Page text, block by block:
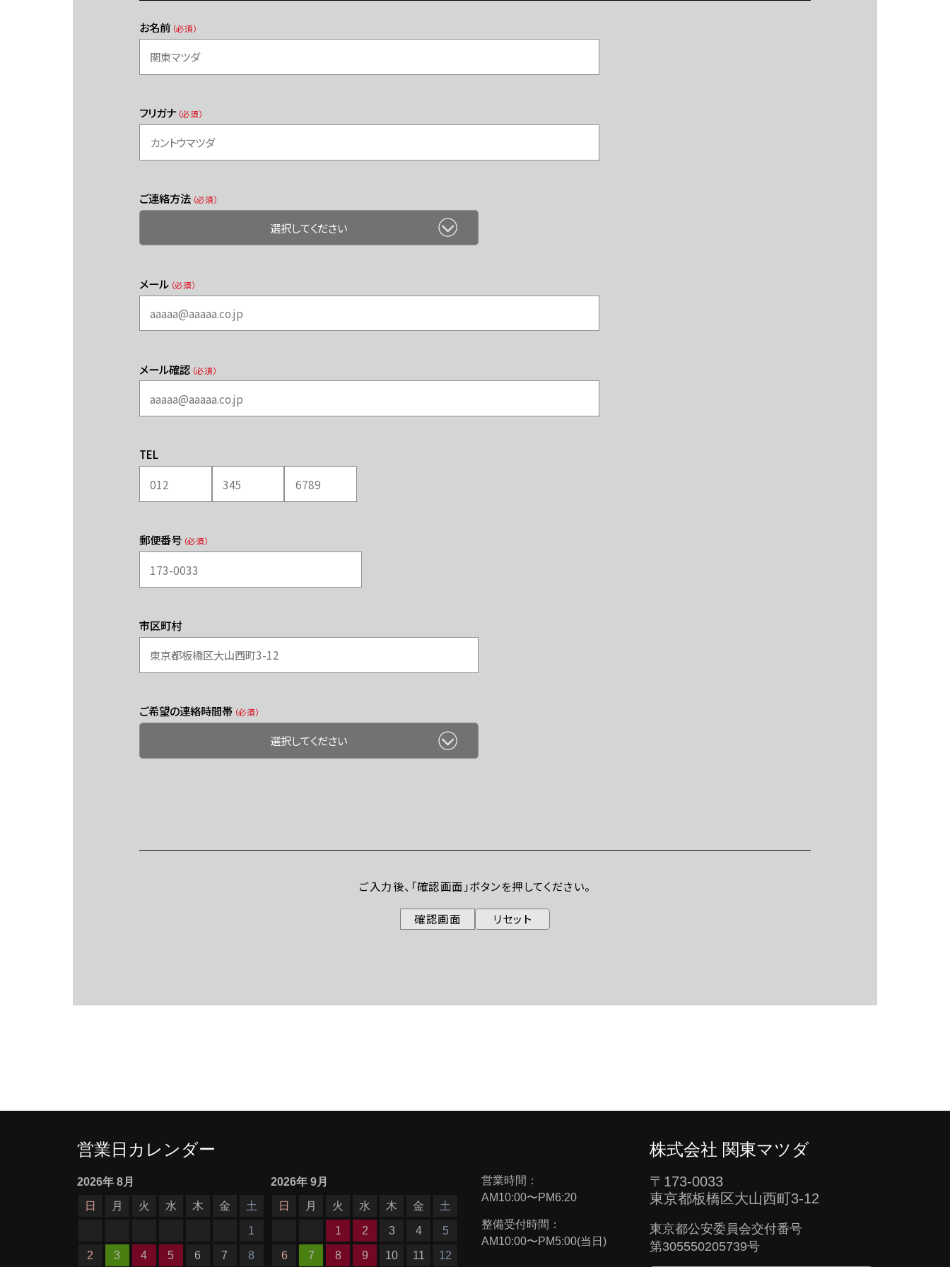
お名前 （必須）
フリガナ （必須）
ご連絡方法 （必須）
メール （必須）
メール確認 （必須）
TEL
郵便番号 （必須）
市区町村
ご希望の連絡時間帯 （必須）
ご入力後、「確認画面」ボタンを押してください。
営業日カレンダー
2026年 8月
日
月 火 水 木 金
土
1
2
3 4 5 6 7 8
2026年9月
日
月 火 水 木 金
土
1
2 3 4
5
6
7 8 9 10 11 12
営業時間：
AM10:00〜PM6:20
整備受付時間：
AM10:00〜PM5:00(当日)
株式会社 関東マツダ
〒173-0033
東京都板橋区大山西町3-12
東京都公安委員会交付番号
第305550205739号